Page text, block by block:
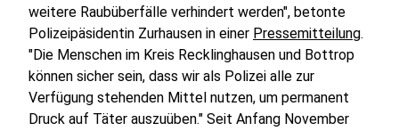
weitere Raubüberfälle verhindert werden", betonte
Polizeipäsidentin Zurhausen in einer Pressemitteilung.
"Die Menschen im Kreis Recklinghausen und Bottrop
können sicher sein, dass wir als Polizei alle zur
Verfügung stehenden Mittel nutzen, um permanent
Druck auf Täter auszuüben." Seit Anfang November